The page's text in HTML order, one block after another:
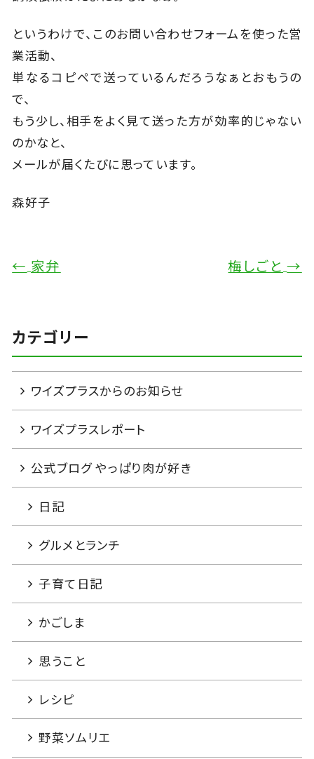
というわけで、このお問い合わせフォームを使った営
業活動、
単なるコピペで送っているんだろうなぁとおもうの
で、
もう少し、相手をよく見て送った方が効率的じゃない
のかなと、
メールが届くたびに思っています。
森好子
← 家弁 梅しごと →
カテゴリー
ワイズプラスからのお知らせ
ワイズプラスレポート
公式ブログ やっぱり肉が好き
日記
グルメとランチ
子育て日記
かごしま
思うこと
レシピ
野菜ソムリエ